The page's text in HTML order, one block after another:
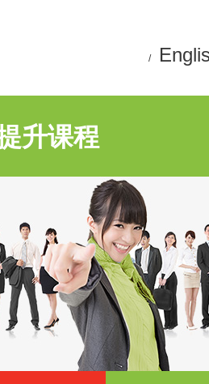
/
升课程